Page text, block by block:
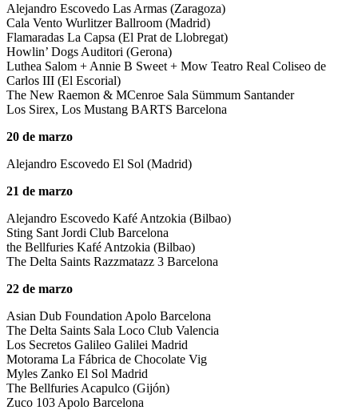
Alejandro Escovedo Las Armas (Zaragoza)
Cala Vento Wurlitzer Ballroom (Madrid)
Flamaradas La Capsa (El Prat de Llobregat)
Howlin’ Dogs Auditori (Gerona)
Luthea Salom + Annie B Sweet + Mow Teatro Real Coliseo de
Carlos III (El Escorial)
The New Raemon & MCenroe Sala Sümmum Santander
Los Sirex, Los Mustang BARTS Barcelona
20 de marzo
Alejandro Escovedo El Sol (Madrid)
21 de marzo
Alejandro Escovedo Kafé Antzokia (Bilbao)
Sting Sant Jordi Club Barcelona
the Bellfuries Kafé Antzokia (Bilbao)
The Delta Saints Razzmatazz 3 Barcelona
22 de marzo
Asian Dub Foundation Apolo Barcelona
The Delta Saints Sala Loco Club Valencia
Los Secretos Galileo Galilei Madrid
Motorama La Fábrica de Chocolate Vig
Myles Zanko El Sol Madrid
The Bellfuries Acapulco (Gijón)
Zuco 103 Apolo Barcelona